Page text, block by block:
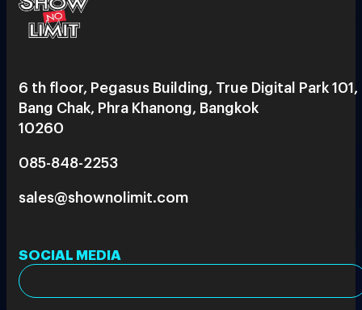
6 th floor, Pegasus Building, True Digital Park 101,
Bang Chak, Phra Khanong, Bangkok
10260
085-848-2253
sales@shownolimit.com
SOCIAL MEDIA